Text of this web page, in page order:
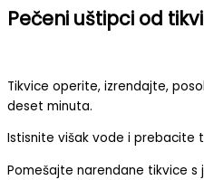
Pečeni uštipci od
Tikvice operite, izrendajte,
deset minuta.
Istisnite višak vode i prebacite
Pomešajte narendane tikvice s